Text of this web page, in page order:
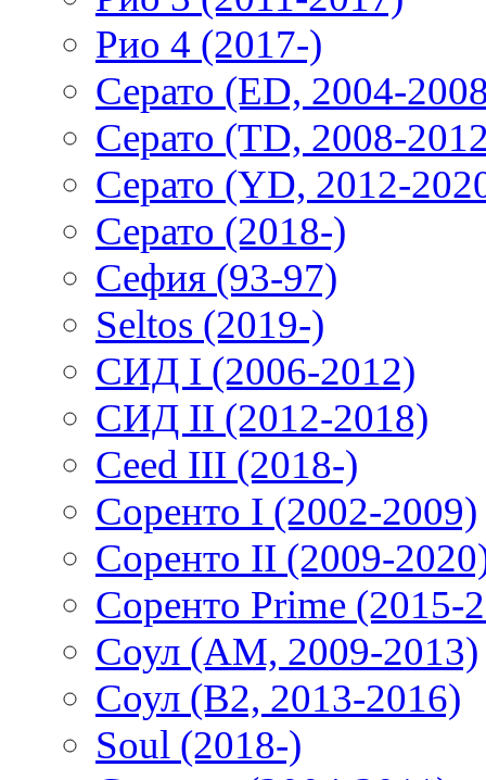
Рио 4 (2017-)
Серато (ED, 2004-
Серато (TD, 2008-
Серато (YD, 2012-
Серато (2018-)
Сефия (93-97)
Seltos (2019-)
СИД I (2006-2012)
СИД II (2012-2018)
Ceed III (2018-)
Соренто I (2002-2009)
Соренто II (2009-
Соренто Prime (2015-
Соул (AM, 2009-2013)
Соул (B2, 2013-2016)
Soul (2018-)